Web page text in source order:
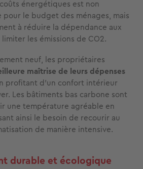
énergétiques est non
le budget des ménages, mais
à réduire la dépendance aux
les émissions de CO2.
neuf, les propriétaires
maîtrise de leurs dépenses
profitant d'un confort intérieur
Les bâtiments bas carbone sont
une température agréable en
ainsi le besoin de recourir au
de manière intensive.
durable et écologique